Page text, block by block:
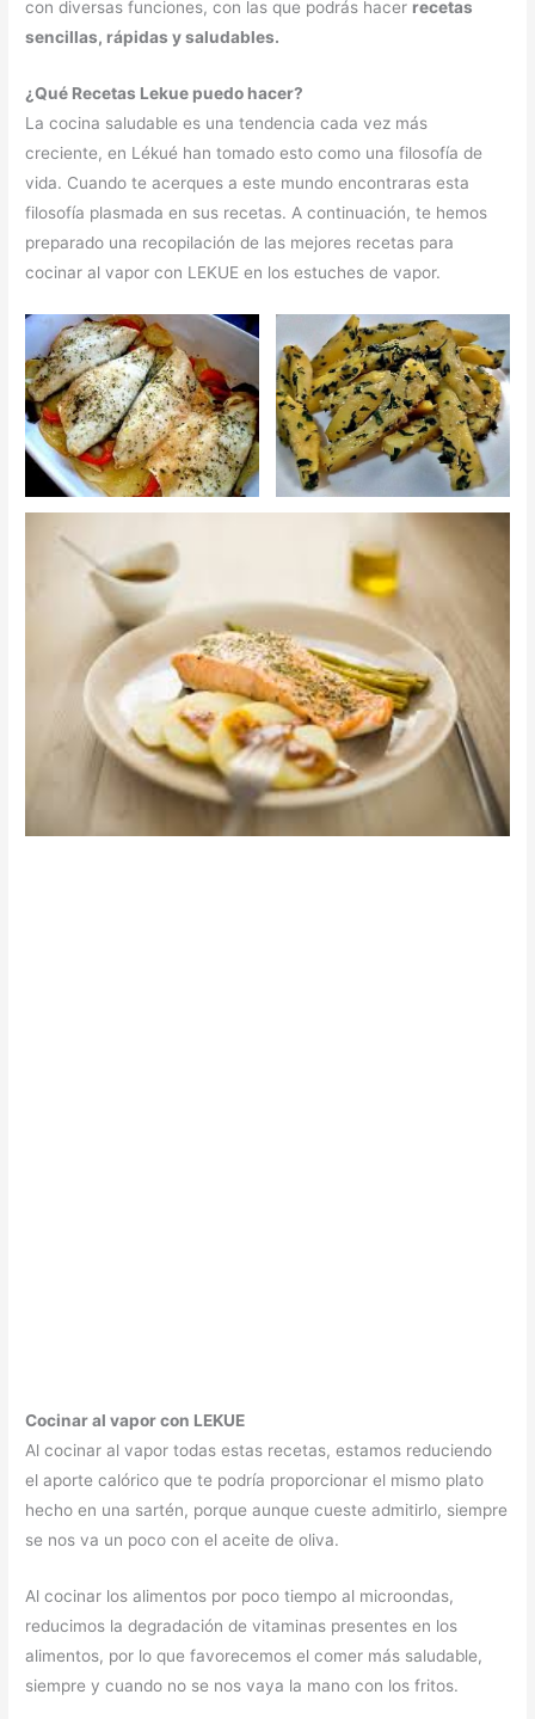
con diversas funciones, con las que podrás hacer recetas
sencillas, rápidas y saludables.
¿Qué Recetas Lekue puedo hacer?
La cocina saludable es una tendencia cada vez más
creciente, en Lékué han tomado esto como una filosofía de
vida. Cuando te acerques a este mundo encontraras esta
filosofía plasmada en sus recetas. A continuación, te hemos
preparado una recopilación de las mejores recetas para
cocinar al vapor con LEKUE en los estuches de vapor.
Cocinar al vapor con LEKUE
Al cocinar al vapor todas estas recetas, estamos reduciendo
el aporte calórico que te podría proporcionar el mismo plato
hecho en una sartén, porque aunque cueste admitirlo, siempre
se nos va un poco con el aceite de oliva.
Al cocinar los alimentos por poco tiempo al microondas,
reducimos la degradación de vitaminas presentes en los
alimentos, por lo que favorecemos el comer más saludable,
siempre y cuando no se nos vaya la mano con los fritos.